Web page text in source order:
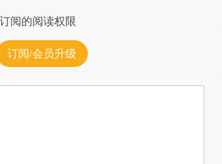
阅的阅读权限
订阅/会员升级